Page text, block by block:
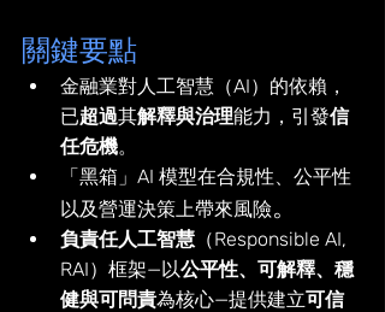
關鍵要點
金融業對人工智慧（AI）的依賴，
已超過其解釋與治理能力，引發信
任危機。
「黑箱」AI 模型在合規性、公平性
以及營運決策上帶來風險。
負責任人工智慧 （Responsible AI,
RAI）框架—以公平性、可解釋、穩
健與可問責為核心—提供建立可信